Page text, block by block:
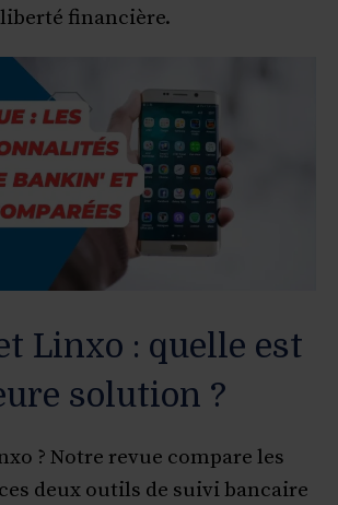
financière.
Linxo : quelle est
solution ?
? Notre revue compare les
deux outils de suivi bancaire